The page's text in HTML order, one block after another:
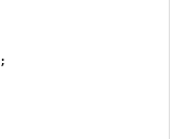
;